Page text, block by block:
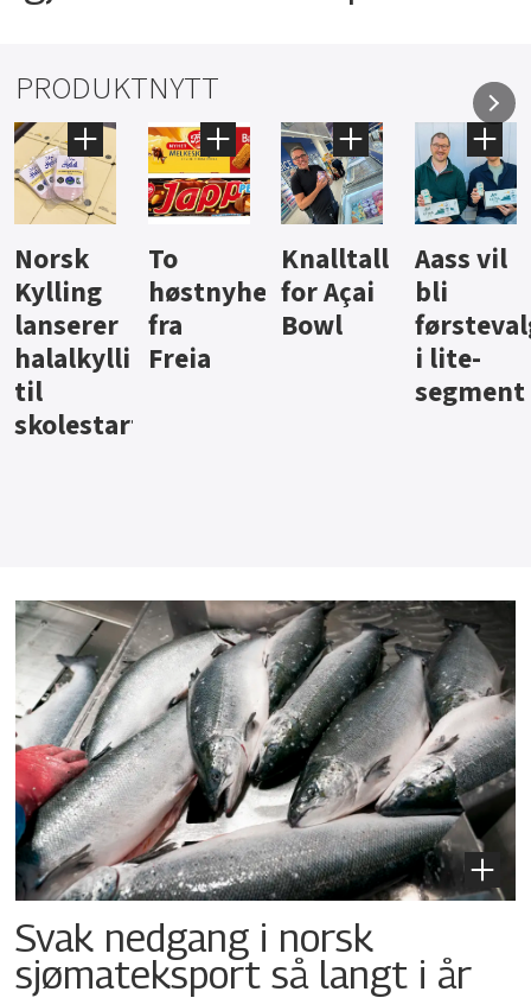
PRODUKTNYTT
Knalltall
for Açai
Bowl
Aass vil
bli
førstevalg
i lite-
Brus og
jus fra
Berentsen
Hard
iste fra
Hansa
Svak nedgang i norsk
sjømateksport så langt i år